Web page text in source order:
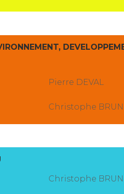
Pierre DEVAL
Christophe
Christophe